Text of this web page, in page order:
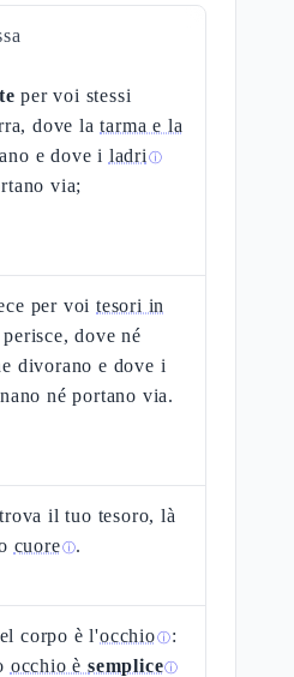
per voi stessi
dove latarma e la
e dove i ladri ⓘ
via;
per voitesori in
dove né
divorano e dove i
né portano via.
il tuo tesoro, là
cuoreⓘ.
corpo è l'occhioⓘ:
occhio èsempliceⓘ